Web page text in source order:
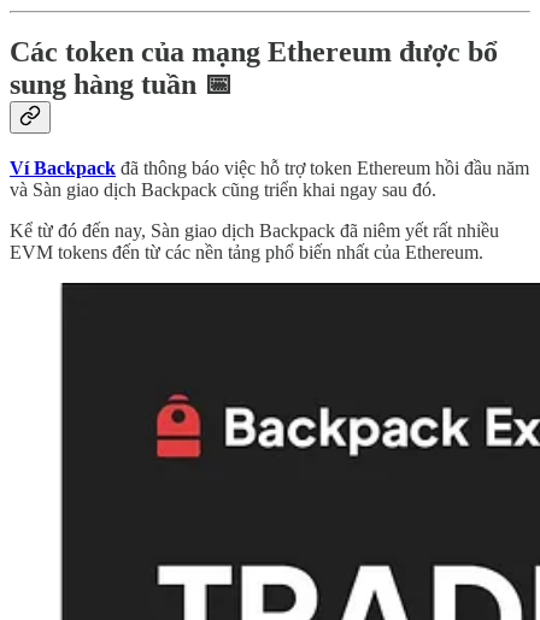
Các token của mạng Ethereum được bổ
sung hàng tuần 📅
Ví Backpack đã thông báo việc hỗ trợ token Ethereum hồi đầu năm
và Sàn giao dịch Backpack cũng triển khai ngay sau đó.
Kể từ đó đến nay, Sàn giao dịch Backpack đã niêm yết rất nhiều
EVM tokens đến từ các nền tảng phổ biến nhất của Ethereum.